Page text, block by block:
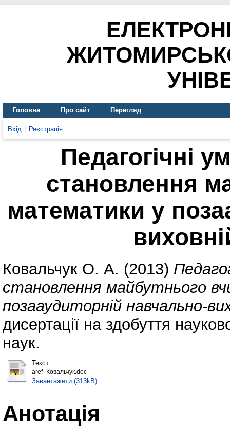
Головна Про сайт Перегляд
Вхід Реєстрація
Педагогічні
становлення
математики у
Ковальчук О. А. (2013)
становлення майбутнього
позааудиторній навчально-
дисертації на здобуття
наук.
Текст
aref_Ковальчук.doc
Завантажити (313kB)
Анотація